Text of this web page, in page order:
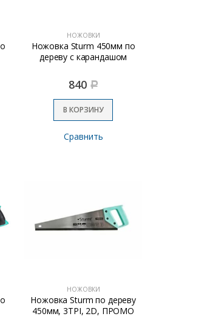
НОЖОВКИ
Ножовка Sturm 450мм по
дереву с карандашом
840 Р
В КОРЗИНУ
Сравнить
НОЖОВКИ
Ножовка Sturm по дереву
450мм, 3TPI, 2D, ПРОМО